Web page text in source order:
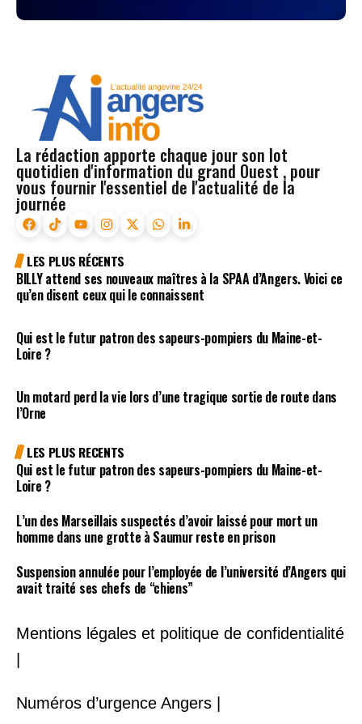
La rédaction apporte chaque jour son lot
quotidien d'information du grand Ouest , pour
vous fournir l'essentiel de l'actualité de la
journée
LES PLUS RÉCENTS
BILLY attend ses nouveaux maîtres à la SPAA d’Angers. Voici ce
qu’en disent ceux qui le connaissent
Qui est le futur patron des sapeurs-pompiers du Maine-et-
Loire ?
Un motard perd la vie lors d’une tragique sortie de route dans
l’Orne
LES PLUS RECENTS
Qui est le futur patron des sapeurs-pompiers du Maine-et-
Loire ?
L’un des Marseillais suspectés d’avoir laissé pour mort un
homme dans une grotte à Saumur reste en prison
Suspension annulée pour l’employée de l’université d’Angers qui
avait traité ses chefs de “chiens”
Mentions légales et politique de confidentialité
|
Numéros d’urgence Angers |